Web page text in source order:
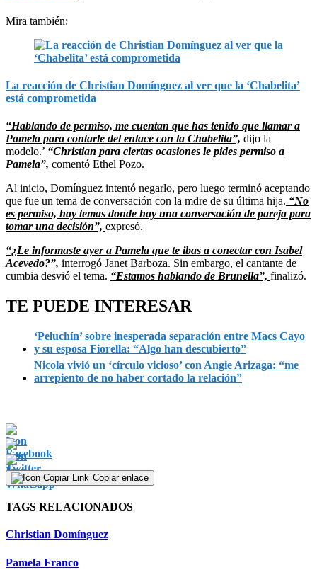
Mira también:
La reacción de Christian Domínguez al ver que la ‘Chabelita’
está comprometida
“Hablando de permiso, me cuentan que has tenido que llamar a
Pamela para contarle del enlace con la Chabelita”, dijo la
modelo.’ “Christian para ciertas ocasiones le pides permiso a
Pamela”, comentó Ethel Pozo.
Al inicio, Domínguez intentó negarlo, pero luego terminó aceptando
que fue un tema de conversación con la mdre de su última hija. “No
es permiso, hay temas donde hay una conversación de pareja para
tomar una decisión”, expresó.
“¿Le informaste ayer a Pamela que te ibas a conectar con Isabel
Acevedo?”, interrogó Janet Barboza. Sin embargo, el cantante de
cumbia desvió el tema. “Estamos hablando de Brunella”, finalizó.
TE PUEDE INTERESAR
‘Peluchín’ sobre inesperada separación entre Macs Cayo
y su esposa Fiorella: “Algo han descubierto”
Nicola vivió un ‘círculo vicioso’ con Angie Arizaga: “me
arrepiento de no haber cortado la relación”
Copiar enlace
TAGS RELACIONADOS
Christian Domínguez
Pamela Franco